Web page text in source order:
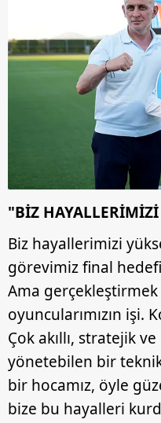
"BİZ HAYALLERİMİZİ
Biz hayallerimizi
görevimiz final
Ama
oyuncularımızın işi.
Çok akıllı, stratejik
yönetebilen bir
bir hocamız, öyle
bize bu hayalleri